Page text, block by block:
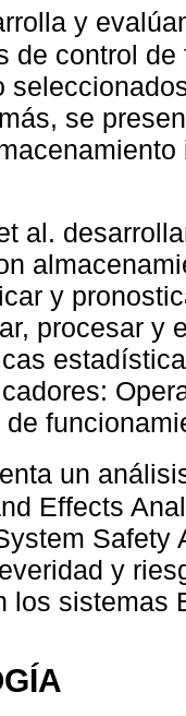
y
de control
se
al.
y
procesar y
un
Effects
Safety
y
los sistemas